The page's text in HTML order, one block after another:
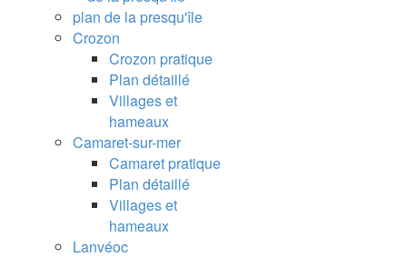
plan de la presqu'île
Crozon
Crozon pratique
Plan détaillé
Villages et
hameaux
Camaret-sur-mer
Camaret pratique
Plan détaillé
Villages et
hameaux
Lanvéoc